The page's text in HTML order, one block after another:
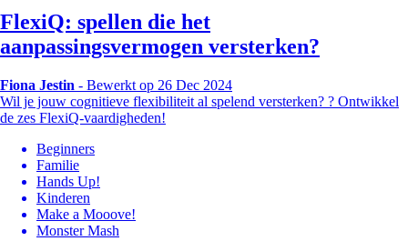
FlexiQ: spellen die het
aanpassingsvermogen versterken?
Fiona Jestin - Bewerkt op 26 Dec 2024
Wil je jouw cognitieve flexibiliteit al spelend versterken? ? Ontwikkel
de zes FlexiQ-vaardigheden!
Beginners
Familie
Hands Up!
Kinderen
Make a Mooove!
Monster Mash